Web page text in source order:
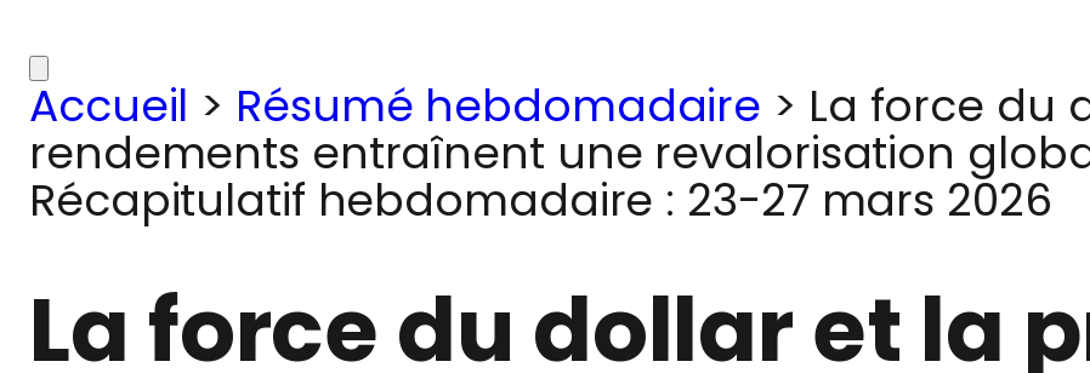
Accueil > Résumé hebdomadaire > La force du
rendements entraînent une revalorisation
Récapitulatif hebdomadaire : 23-27 mars 2026
La force du dollar et la